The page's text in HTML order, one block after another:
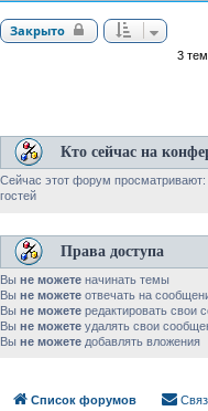
Закрыто
3
Кто сейчас на
Сейчас этот форум просматривают:
гостей
Права доступа
Вы не можете начинать темы
Вы не можете отвечать на
Вы не можете редактировать свои
Вы не можете удалять свои
Вы не можете добавлять вложения
Список форумов